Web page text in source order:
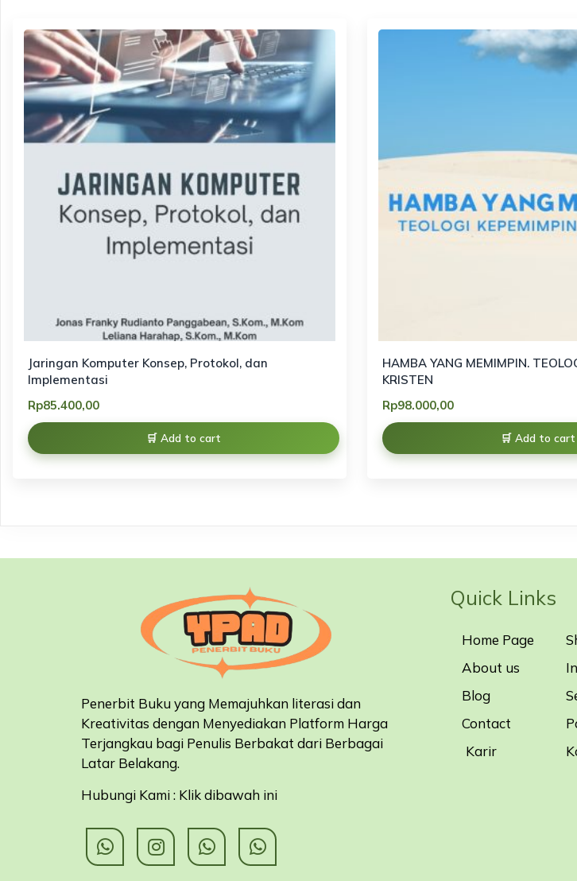
Jaringan Komputer Konsep, Protokol, dan
Implementasi
Rp85.400,00
Add to cart
HAMBA YANG MEMIMPIN.
KRISTEN
Rp98.000,00
Add to cart
Penerbit Buku yang Memajuhkan literasi dan
Kreativitas dengan Menyediakan Platform Harga
Terjangkau bagi Penulis Berbakat dari Berbagai
Latar Belakang.
Hubungi Kami : Klik dibawah ini
Quick Links
Home Page
About us
Blog
Contact
Karir